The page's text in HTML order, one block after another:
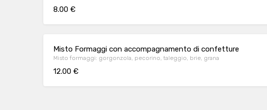
8.00 €
Misto Formaggi con accompagnamento di confetture
Misto formaggi: gorgonzola, pecorino, taleggio, brie, grana
12.00 €